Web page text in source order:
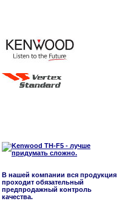
В нашей компании вся продукция
проходит обязательный
предпродажный контроль
качества.